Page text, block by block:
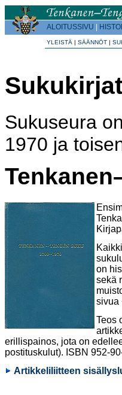
ALOITUSSIVU
YLEISTÄ | SÄÄNNÖT |
Sukuseura
1970 ja
on
sekä
sivua
Teos
erillispainos, jota on
postituskulut). ISBN 952-
Artikkeliliitteen